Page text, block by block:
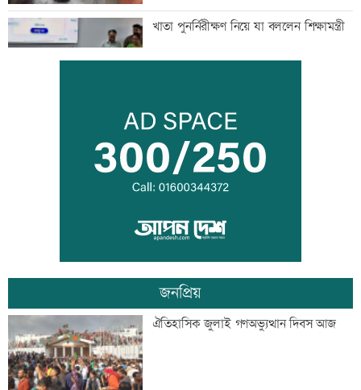
খাতা পুনর্নিরীক্ষণ নিয়ে যা বললেন শিক্ষামন্ত্রী
ইরানের নিরাপত্তা কাঠামোয় বড় পরিবর্তন,
শীর্ষ পদে রেজায়ি
কোন বোর্ডে পাসের হার ও জিপিএ-৫ কত?
প্রধানমন্ত্রীর সঙ্গে বৈঠকে ভারতীয়
হাইকমিশনার
জনপ্রিয়
ঐতিহাসিক জুলাই গণঅভ্যুত্থান দিবস আজ